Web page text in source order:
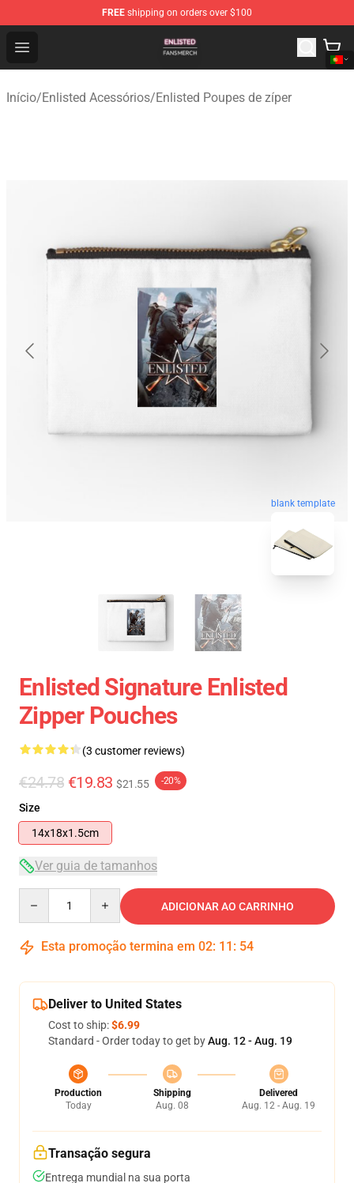
FREE shipping on orders over $100
Open menu
Enlisted Shop - Official Enlisted Merchandise Store
Início/Enlisted Acessórios/Enlisted Poupes de zíper
blank template
Enlisted Signature Enlisted
Zipper Pouches
(3 customer reviews)
€24.78 €19.83 $21.55 -20%
Size
14x18x1.5cm
Ver guia de tamanhos
ADICIONAR AO CARRINHO
Esta promoção termina em 02: 11 : 54
Deliver to United States
Cost to ship:$6.99
Standard - Order today to get byAug. 12 - Aug. 19
Production
Today
Shipping
Aug. 08
Delivered
Aug. 12 - Aug. 19
Transação segura
Entrega mundial na sua porta